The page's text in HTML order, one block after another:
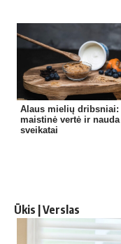
Alaus mielių dribsniai:
maistinė vertė ir nauda
sveikatai
Ūkis | Verslas